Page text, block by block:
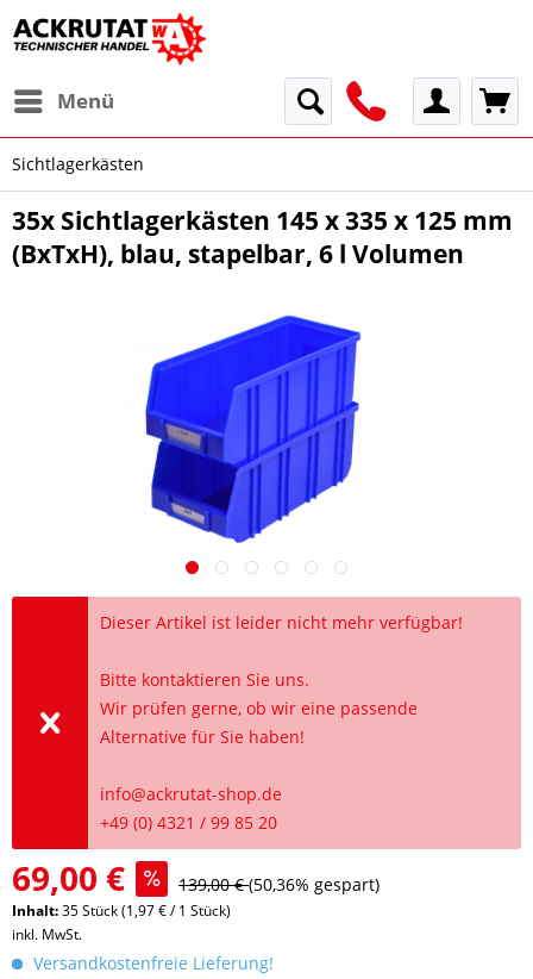
Menü
Sichtlagerkästen
35x Sichtlagerkästen 145 x 335 x 125 mm
(BxTxH), blau, stapelbar, 6 l Volumen
Dieser Artikel ist leider nicht mehr verfügbar!
Bitte kontaktieren Sie uns.
Wir prüfen gerne, ob wir eine passende
Alternative für Sie haben!
info@ackrutat-shop.de
+49 (0) 4321 / 99 85 20
69,00 € 139,00 €(50,36% gespart)
Inhalt:35 Stück (1,97 € / 1 Stück)
inkl. MwSt.
Versandkostenfreie Lieferung!